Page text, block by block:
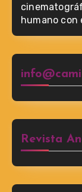
humano con
Revista